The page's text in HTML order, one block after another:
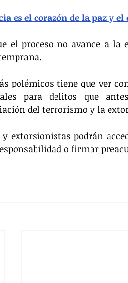
es el corazón de la paz y
el proceso no avance a
polémicos tiene que ver
para delitos que
del terrorismo y la
extorsionistas podrán
o firmar